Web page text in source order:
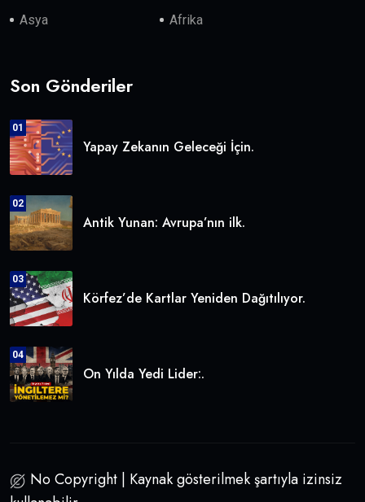
Asya Afrika
Son Gönderiler
01
Yapay Zekanın Geleceği İçin.
02
Antik Yunan: Avrupa’nın ilk.
03
Körfez’de Kartlar Yeniden Dağıtılıyor.
04
On Yılda Yedi Lider:.
No Copyright | Kaynak gösterilmek şartıyla izinsiz